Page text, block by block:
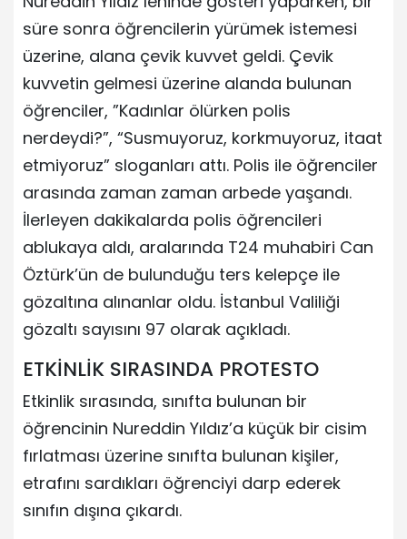
süre sonra öğrencilerin yürümek istemesi
üzerine, alana çevik kuvvet geldi. Çevik
kuvvetin gelmesi üzerine alanda bulunan
öğrenciler, ”Kadınlar ölürken polis
nerdeydi?”, “Susmuyoruz, korkmuyoruz, itaat
etmiyoruz” sloganları attı. Polis ile öğrenciler
arasında zaman zaman arbede yaşandı.
İlerleyen dakikalarda polis öğrencileri
ablukaya aldı, aralarında T24 muhabiri Can
Öztürk’ün de bulunduğu ters kelepçe ile
gözaltına alınanlar oldu. İstanbul Valiliği
gözaltı sayısını 97 olarak açıkladı.
ETKİNLİK SIRASINDA PROTESTO
Etkinlik sırasında, sınıfta bulunan bir
öğrencinin Nureddin Yıldız’a küçük bir cisim
fırlatması üzerine sınıfta bulunan kişiler,
etrafını sardıkları öğrenciyi darp ederek
sınıfın dışına çıkardı.